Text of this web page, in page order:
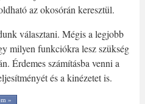
az okosórán keresztül.
választani. Mégis a legjobb
milyen funkciókra lesz szükség
Érdemes számításba venni a
és a kinézetet is.
»